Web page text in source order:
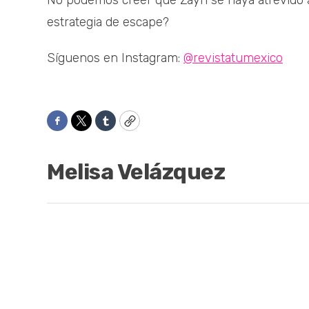
estrategia de escape?
Síguenos en Instagram: @revistatumexico
Facebook
TwitterTumblrCopy
Melisa Velázquez